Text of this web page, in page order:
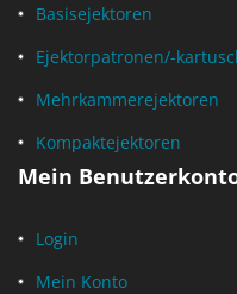
Basisejektoren
Ejektorpatronen/-
Mehrkammerejektoren
Kompaktejektoren
Mein
Login
Mein Konto